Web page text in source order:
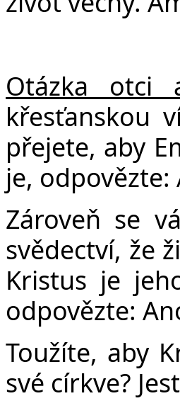
Otázka otci
křesťanskou
přejete, aby
je, odpovězte:
Zároveň se
svědectví, že
Kristus je
odpovězte:
Toužíte, aby
své církve?